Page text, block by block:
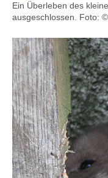
Ein Überleben des
ausgeschlossen. Foto: